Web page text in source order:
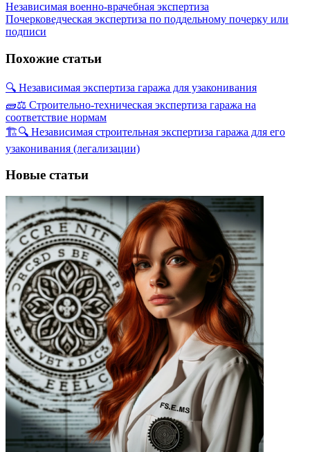
Независимая военно-врачебная экспертиза
Почерковедческая экспертиза по поддельному почерку или
подписи
Похожие статьи
🔍 Независимая экспертиза гаража для узаконивания
🧱⚖️ Строительно-техническая экспертиза гаража на
соответствие нормам
🏗️🔍 Независимая строительная экспертиза гаража для его
узаконивания (легализации)
Новые статьи